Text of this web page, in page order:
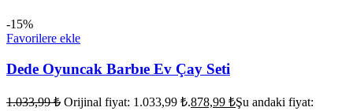
-15%
Favorilere ekle
Dede Oyuncak Barbıe Ev Çay Seti
1.033,99₺ Orijinal fiyat: 1.033,99 ₺.878,99 ₺Şu andaki fiyat: